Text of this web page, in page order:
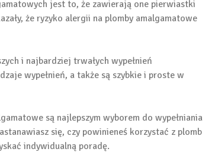
jest to, że zawierają one pierwiastki
że ryzyko alergii na plomby amalgamatowe
i najbardziej trwałych wypełnień
wypełnień, a także są szybkie i proste w
są najlepszym wyborem do wypełniania
się, czy powinieneś korzystać z plomb
indywidualną poradę.